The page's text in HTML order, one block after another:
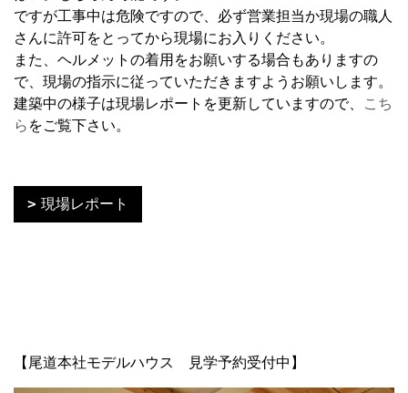
ですが工事中は危険ですので、必ず営業担当か現場の職人
さんに許可をとってから現場にお入りください。
また、ヘルメットの着用をお願いする場合もありますの
で、現場の指示に従っていただきますようお願いします。
建築中の様子は現場レポートを更新していますので、
こち
ら をご覧下さい。
現場レポート
【尾道本社モデルハウス 見学予約受付中】